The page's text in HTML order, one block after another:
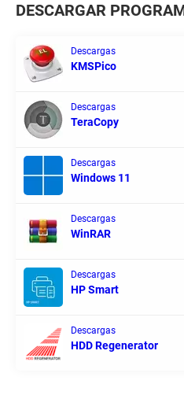
DESCARGAR
Descargas
KMSPico
Descargas
TeraCopy
Descargas
Windows 11
Descargas
WinRAR
Descargas
HP Smart
Descargas
HDD Regenerator